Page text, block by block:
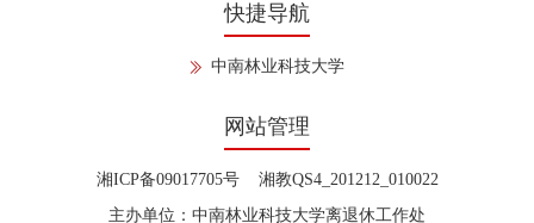
快捷导航
中南林业科技大学
网站管理
湘ICP备09017705号 湘教QS4_201212_010022
主办单位：中南林业科技大学离退休工作处